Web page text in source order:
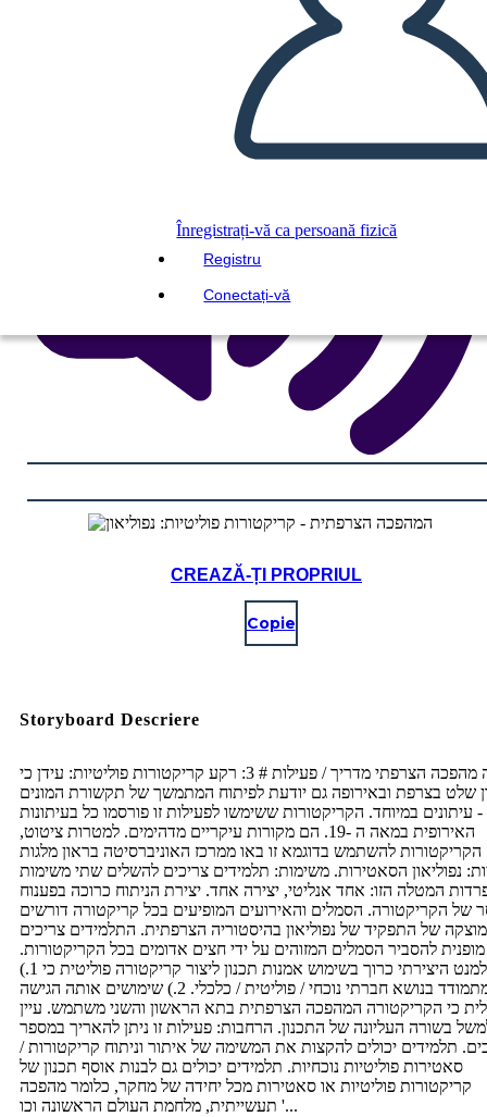
Înregistrați-vă ca persoană fizică
Registru
Conectați-vă
CITESTE-MI
CREAZĂ-ȚI PROPRIUL
Copie
Storyboard Descriere
מורה מהפכה הצרפתי מדריך / פעילות # 3: רקע קריקטורות פוליטיות: עידן כי
שלט בצרפת ובאירופה גם יודעת לפיתוח המתמשך של תקשורת המונים
- עיתונים במיוחד. הקריקטורות ששימשו לפעילות זו פורסמו כל בעיתונות
האירופית במאה ה -19. הם מקורות עיקריים מדהימים. למטרות ציטוט,
הקריקטורות להשתמש בדוגמא זו באו ממרכז האוניברסיטה בראון מלגות
נפוליאון הסאטירות. משימות: תלמידים צריכים להשלים שתי משימות
המטלה הזו: אחד אנליטי, יצירה אחד. יצירת הניתוח כרוכה בפענוח
של הקריקטורה. הסמלים והאירועים המופיעים בכל קריקטורה דורשים
של התפקיד של נפוליאון בהיסטוריה הצרפתית. התלמידים צריכים
מופנית להסביר הסמלים המזוהים על ידי חצים אדומים בכל הקריקטורות.
האלמנט היצירתי כרוך בשימוש אמנות תכנון ליצור קריקטורה פוליטית כי 1.)
מתמודד בנושא חברתי נוכחי / פוליטית / כלכלי. 2.) שימושים אותה הגישה
כי הקריקטורה המהפכה הצרפתית בתא הראשון והשני משתמש. עיין
בשורה העליונה של התכנון. הרחבות: פעילות זו ניתן להאריך במספר
תלמידים יכולים להקצות את המשימה של איתור וניתוח קריקטורות /
סאטירות פוליטיות נוכחיות. תלמידים יכולים גם לבנות אוסף תכנון של
קריקטורות פוליטיות או סאטירות מכל יחידה של מחקר, כלומר מהפכה
תעשייתית, מלחמת העולם הראשונה וכו '...